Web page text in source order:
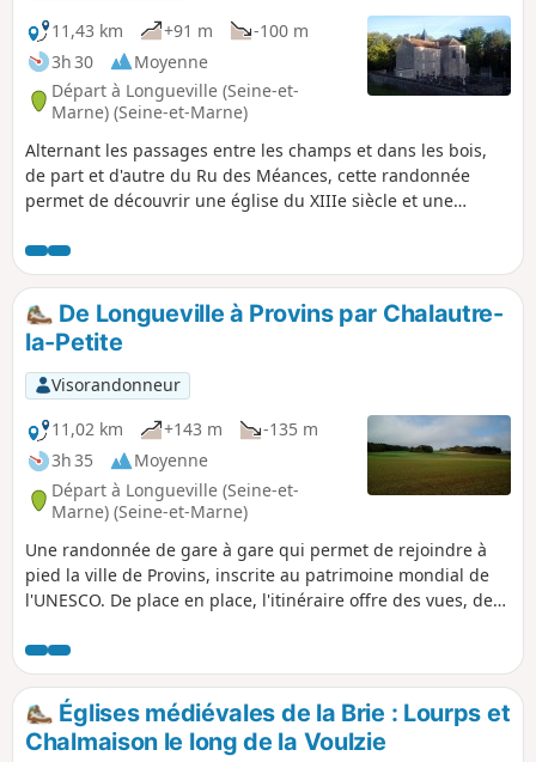
11,43 km
+91 m
-100 m
3h 30
Moyenne
Départ à Longueville (Seine-et-
Marne) (Seine-et-Marne)
Alternant les passages entre les champs et dans les bois,
de part et d'autre du Ru des Méances, cette randonnée
permet de découvrir une église du XIIIe siècle et une
qui se retira ici à la fin de sa vie.
De Longueville à Provins par Chalautre-
la-Petite
Visorandonneur
11,02 km
+143 m
-135 m
3h 35
Moyenne
Départ à Longueville (Seine-et-
Marne) (Seine-et-Marne)
Une randonnée de gare à gare qui permet de rejoindre à
pied la ville de Provins, inscrite au patrimoine mondial de
l'UNESCO. De place en place, l'itinéraire offre des vues, de
cadre rafraîchissant, le village de Chalautre-la-Petite recèle
également un patrimoine intéressant.
Églises médiévales de la Brie : Lourps et
Chalmaison le long de la Voulzie